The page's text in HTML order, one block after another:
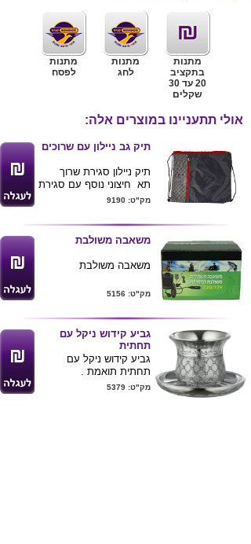
מתנות
בתקציב
20 עד 30
שקלים
מתנות
לחג
מתנות
לפסח
אולי תתעניינו במוצרים אלה:
תיק גב ניילון עם שרוכים
תיק ניילון סגירת שרוך
תא חיצוני נוסף עם סגירת
ריצ'רץ'
מק"ט: 9190
משאבה משולבת
משאבה משולבת
מק"ט: 5156
גביע קידוש ניקל עם
תחתית
גביע קידוש ניקל עם
תחתית תואמת .
מק"ט: 5379